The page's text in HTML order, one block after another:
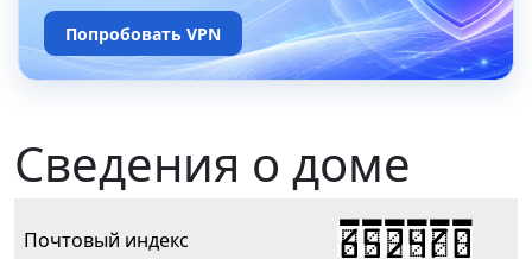
Попробовать VPN
Сведения о доме
Почтовый индекс 652470